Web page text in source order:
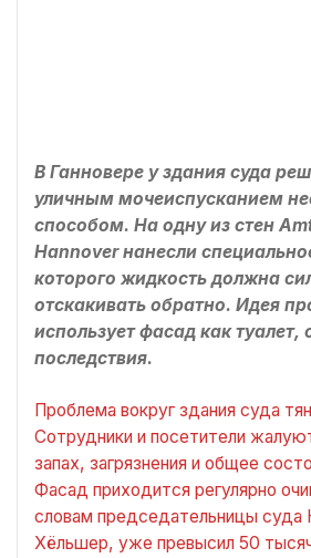
В Ганновере у здания суда
уличным мочеиспусканием
способом. На одну из стен
Hannover нанесли
которого жидкость должна
отскакивать обратно. Идея
использует фасад как туалет,
последствия.
Проблема вокруг здания суда
Сотрудники и посетители
запах, загрязнения и общее
Фасад приходится регулярно
словам председательницы суда
Хёльшер, уже превысил 50